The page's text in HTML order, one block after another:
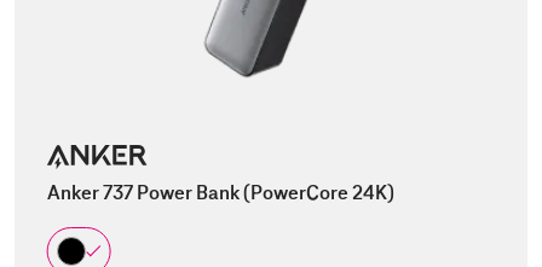
Anker 737 Power Bank (PowerCore 24K)